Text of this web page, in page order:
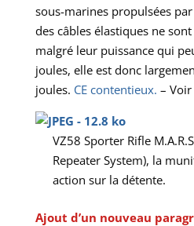
sous-marines propulsées
des câbles élastiques ne sont
malgré leur puissance qui
joules, elle est donc
joules. CE contentieux. – Voir
VZ58 Sporter Rifle
Repeater System), la
action sur la détente.
Ajout d’un nouveau